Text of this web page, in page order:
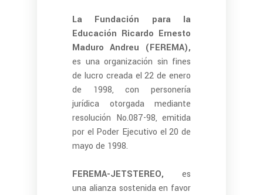
La Fundación para la
Educación Ricardo Ernesto
Maduro Andreu (FEREMA),
es una organización sin fines
de lucro creada el 22 de enero
de 1998, con personería
jurídica otorgada mediante
resolución No.087-98, emitida
por el Poder Ejecutivo el 20 de
mayo de 1998.
FEREMA-JETSTEREO, es
una alianza sostenida en favor